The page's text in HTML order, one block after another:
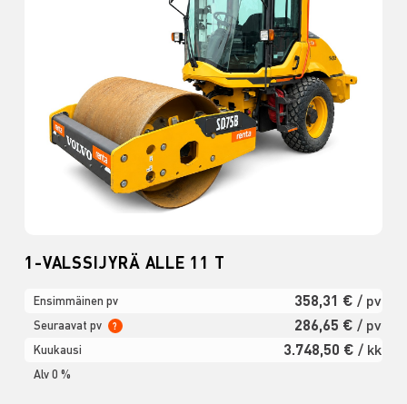
1-VALSSIJYRÄ ALLE 11 T
Ensimmäinen pv 358,31 € / pv
Seuraavat pv ? 286,65 € / pv
Kuukausi 3.748,50 € / kk
Alv 0 %